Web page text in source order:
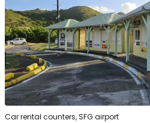
Car rental counters, SFG airport